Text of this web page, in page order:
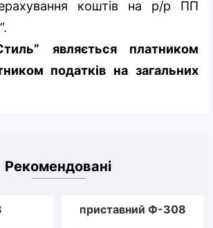
коштів на р/р ПП
являється платником
податків на загальних
Рекомендовані
приставний Ф-308